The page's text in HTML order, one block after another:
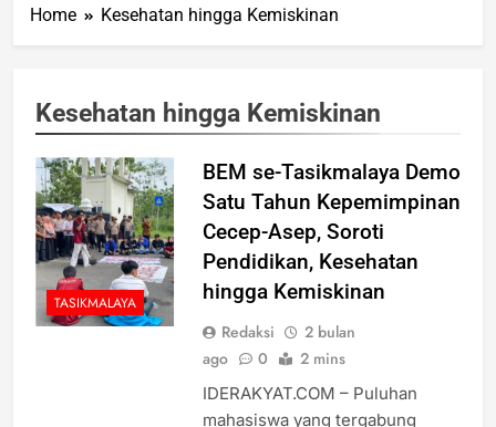
Home Kesehatan hingga Kemiskinan
Kesehatan hingga Kemiskinan
TASIKMALAYA
BEM se-Tasikmalaya Demo
Satu Tahun Kepemimpinan
Cecep-Asep, Soroti
Pendidikan, Kesehatan
hingga Kemiskinan
Redaksi
2 bulan
ago
0 2 mins
IDERAKYAT.COM – Puluhan
mahasiswa yang tergabung